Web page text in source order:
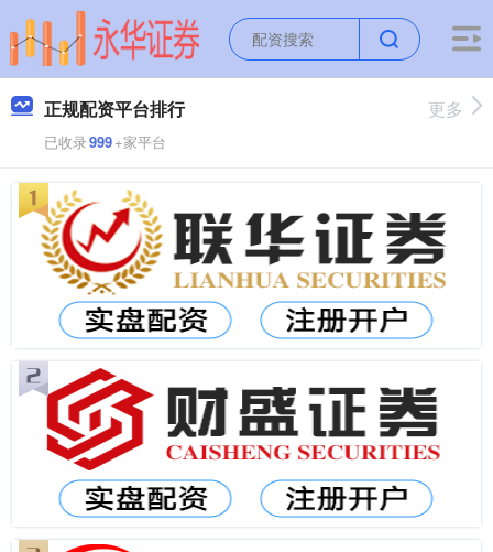
正规配资平台排行
已收录999+家平台
更多